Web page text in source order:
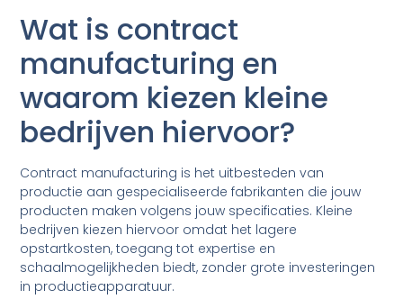
Wat is contract
manufacturing en
waarom kiezen kleine
bedrijven hiervoor?
Contract manufacturing is het uitbesteden van
productie aan gespecialiseerde fabrikanten die jouw
producten maken volgens jouw specificaties. Kleine
bedrijven kiezen hiervoor omdat het lagere
opstartkosten, toegang tot expertise en
schaalmogelijkheden biedt, zonder grote investeringen
in productieapparatuur.